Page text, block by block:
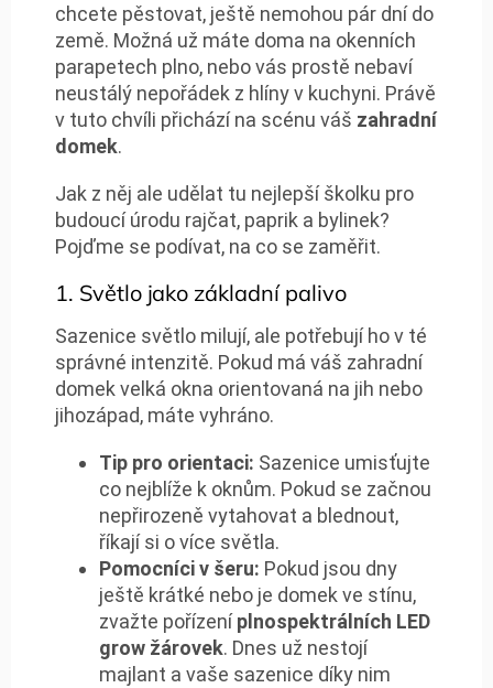
chcete pěstovat, ještě nemohou pár dní do
země. Možná už máte doma na okenních
parapetech plno, nebo vás prostě nebaví
neustálý nepořádek z hlíny v kuchyni. Právě
v tuto chvíli přichází na scénu váš zahradní
domek.
Jak z něj ale udělat tu nejlepší školku pro
budoucí úrodu rajčat, paprik a bylinek?
Pojďme se podívat, na co se zaměřit.
1. Světlo jako základní palivo
Sazenice světlo milují, ale potřebují ho v té
správné intenzitě. Pokud má váš zahradní
domek velká okna orientovaná na jih nebo
jihozápad, máte vyhráno.
Tip pro orientaci: Sazenice umisťujte
co nejblíže k oknům. Pokud se začnou
nepřirozeně vytahovat a blednout,
říkají si o více světla.
Pomocníci v šeru: Pokud jsou dny
ještě krátké nebo je domek ve stínu,
zvažte pořízeníplnospektrálních LED
grow žárovek. Dnes už nestojí
majlant a vaše sazenice díky nim